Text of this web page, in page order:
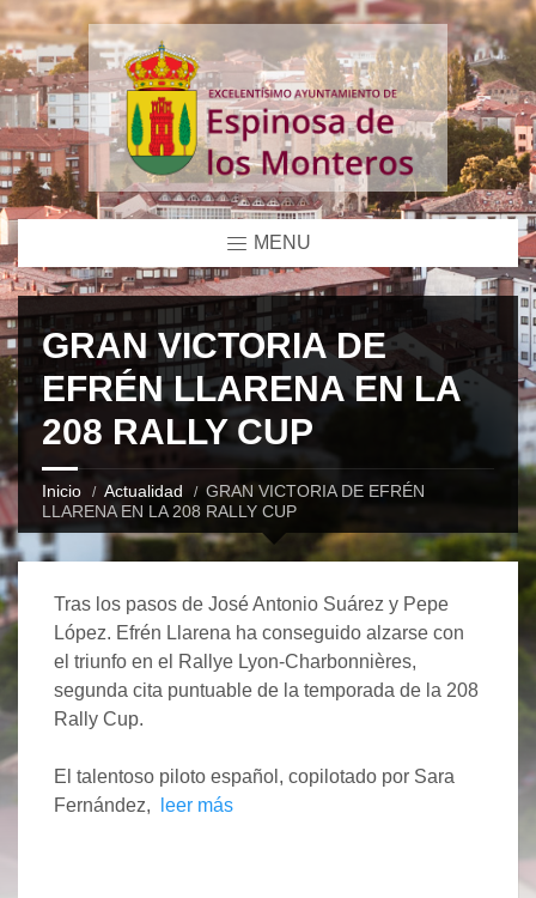
MENU
GRAN VICTORIA DE
EFRÉN LLARENA EN LA
208 RALLY CUP
Inicio Actualidad
GRAN VICTORIA DE EFRÉN
LLARENA EN LA 208 RALLY CUP
Tras los pasos de José Antonio Suárez y Pepe
López. Efrén Llarena ha conseguido alzarse con
el triunfo en el Rallye Lyon-Charbonnières,
segunda cita puntuable de la temporada de la 208
Rally Cup.
El talentoso piloto español, copilotado por Sara
Fernández,
leer más